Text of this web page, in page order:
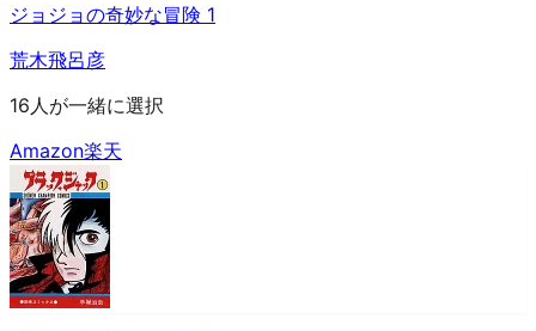
ジョジョの奇妙な冒険 1
荒木飛呂彦
16人が一緒に選択
Amazon楽天